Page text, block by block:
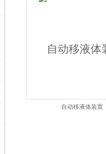
自动移液体装置